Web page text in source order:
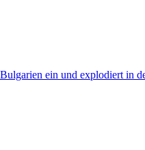
ein und explodiert in